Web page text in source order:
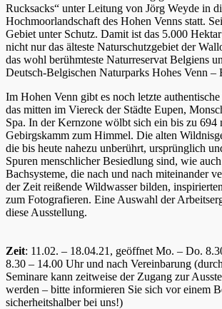
Rucksacks“ unter Leitung von Jörg Weyde in
Hochmoorlandschaft des Hohen Venns statt.
Gebiet unter Schutz. Damit ist das 5.000
nicht nur das älteste Naturschutzgebiet der
das wohl berühmteste Naturreservat Belgiens
Deutsch-Belgischen Naturparks Hohes Venn –
Im Hohen Venn gibt es noch letzte
das mitten im Viereck der Städte Eupen,
Spa. In der Kernzone wölbt sich ein bis zu 694
Gebirgskamm zum Himmel. Die alten
die bis heute nahezu unberührt, ursprünglich
Spuren menschlicher Besiedlung sind, wie
Bachsysteme, die nach und nach miteinander
der Zeit reißende Wildwasser bilden,
zum Fotografieren. Eine Auswahl der
diese Ausstellung.
Zeit: 11.02. – 18.04.21, geöffnet Mo. – Do.
8.30 – 14.00 Uhr und nach Vereinbarung
Seminare kann zeitweise der Zugang zur
werden – bitte informieren Sie sich vor einem
sicherheitshalber bei uns!)